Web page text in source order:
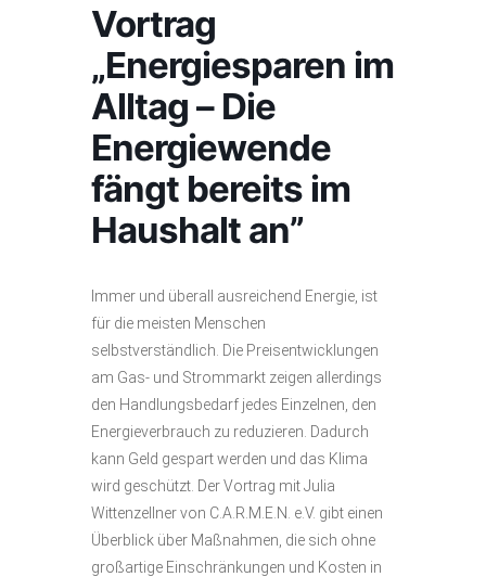
Vortrag
„Energiesparen im
Alltag – Die
Energiewende
fängt bereits im
Haushalt an”
Immer und überall ausreichend Energie, ist
für die meisten Menschen
selbstverständlich. Die Preisentwicklungen
am Gas- und Strommarkt zeigen allerdings
den Handlungsbedarf jedes Einzelnen, den
Energieverbrauch zu reduzieren. Dadurch
kann Geld gespart werden und das Klima
wird geschützt. Der Vortrag mit Julia
Wittenzellner von C.A.R.M.E.N. e.V. gibt einen
Überblick über Maßnahmen, die sich ohne
großartige Einschränkungen und Kosten in